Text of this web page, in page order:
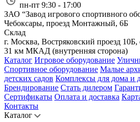
пн-пт 9:30 - 17:00
ЗАО “Завод игрового спортивного
Чебоксары, проезд Монтажный, 6Б
Склад
г. Москва, Востряковский проезд 10Б,
31 км МКАД (внутренняя сторона)
Каталог Игровое оборудование
Спортивное оборудование Малые
детских садов Комплексы для дома и
Брендирование Стать дилером
Сертификаты Оплата и доставка
Контакты
Каталог